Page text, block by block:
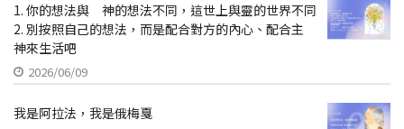
1. 你的想法與 神的想法不同，這世上與靈的世界不同
2. 別按照自己的想法，而是配合對方的內心、配合主
神來生活吧
2026/06/09
我是阿拉法，我是俄梅戛